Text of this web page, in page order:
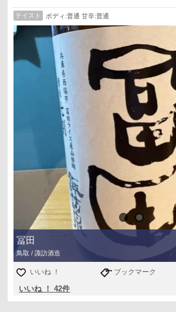
味わいはコク旨、お米感もしっかりとね😉
旨味好きにはたまらんかと😍
テイスト ボディ:普通 甘辛:普通
冨田
鳥取 / 諏訪酒造
いいね ！ ブックマーク
いいね ！ 42件